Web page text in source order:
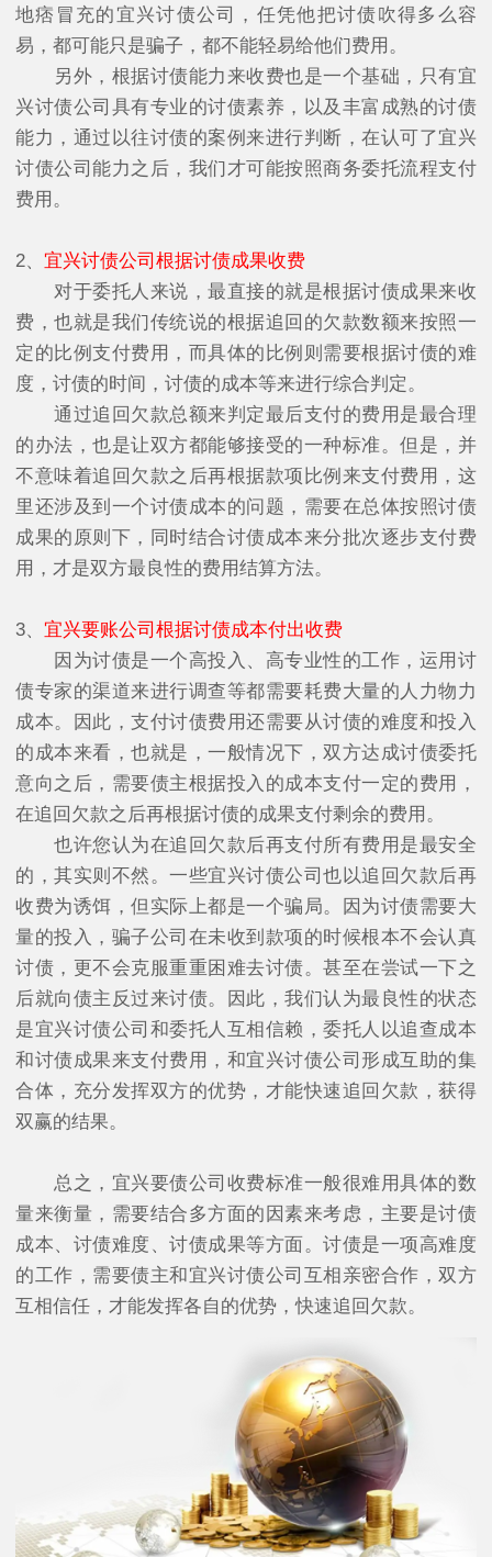
地痞冒充的宜兴讨债公司，任凭他把讨债吹得多么容
易，都可能只是骗子，都不能轻易给他们费用。
另外，根据讨债能力来收费也是一个基础，只有宜
兴讨债公司具有专业的讨债素养，以及丰富成熟的讨债
能力，通过以往讨债的案例来进行判断，在认可了宜兴
讨债公司能力之后，我们才可能按照商务委托流程支付
费用。
2、 宜兴讨债公司根据讨债成果收费
对于委托人来说，最直接的就是根据讨债成果来收
费，也就是我们传统说的根据追回的欠款数额来按照一
定的比例支付费用，而具体的比例则需要根据讨债的难
度，讨债的时间，讨债的成本等来进行综合判定。
通过追回欠款总额来判定最后支付的费用是最合理
的办法，也是让双方都能够接受的一种标准。但是，并
不意味着追回欠款之后再根据款项比例来支付费用，这
里还涉及到一个讨债成本的问题，需要在总体按照讨债
成果的原则下，同时结合讨债成本来分批次逐步支付费
用，才是双方最良性的费用结算方法。
3、 宜兴要账公司根据讨债成本付出收费
因为讨债是一个高投入、高专业性的工作，运用讨
债专家的渠道来进行调查等都需要耗费大量的人力物力
成本。因此，支付讨债费用还需要从讨债的难度和投入
的成本来看，也就是，一般情况下，双方达成讨债委托
意向之后，需要债主根据投入的成本支付一定的费用，
在追回欠款之后再根据讨债的成果支付剩余的费用。
也许您认为在追回欠款后再支付所有费用是最安全
的，其实则不然。一些宜兴讨债公司也以追回欠款后再
收费为诱饵，但实际上都是一个骗局。因为讨债需要大
量的投入，骗子公司在未收到款项的时候根本不会认真
讨债，更不会克服重重困难去讨债。甚至在尝试一下之
后就向债主反过来讨债。因此，我们认为最良性的状态
是宜兴讨债公司和委托人互相信赖，委托人以追查成本
和讨债成果来支付费用，和宜兴讨债公司形成互助的集
合体，充分发挥双方的优势，才能快速追回欠款，获得
双赢的结果。
总之，宜兴要债公司收费标准一般很难用具体的数
量来衡量，需要结合多方面的因素来考虑，主要是讨债
成本、讨债难度、讨债成果等方面。讨债是一项高难度
的工作，需要债主和宜兴讨债公司互相亲密合作，双方
互相信任，才能发挥各自的优势，快速追回欠款。